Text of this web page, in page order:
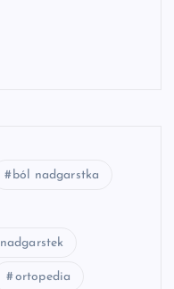
ból nadgarstka
nadgarstek
ortopedia